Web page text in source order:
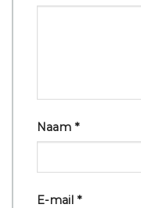
Naam *
E-mail *